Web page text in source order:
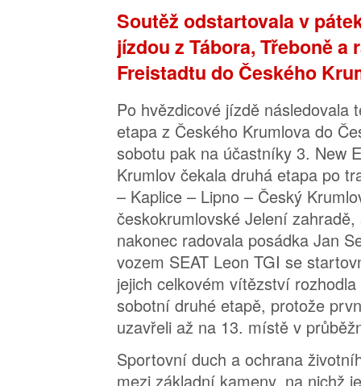
Soutěž odstartovala v
jízdou z Tábora, Třeboně a
Freistadtu do Českého
Po hvězdicové jízdě následovala
etapa z Českého Krumlova do
sobotu pak na účastníky 3. New
Krumlov čekala druhá etapa po
– Kaplice – Lipno – Český
českokrumlovské Jelení
nakonec radovala posádka Jan
vozem SEAT Leon TGI se
jejich celkovém vítězství
sobotní druhé etapě, protože
uzavřeli až na 13. místě v
Sportovní duch a ochrana
mezi základní kameny, na nichž